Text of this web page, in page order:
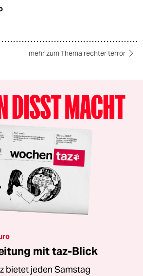
mehr zum Thema rechter terror
mit taz-Blick
bietet jeden Samstag